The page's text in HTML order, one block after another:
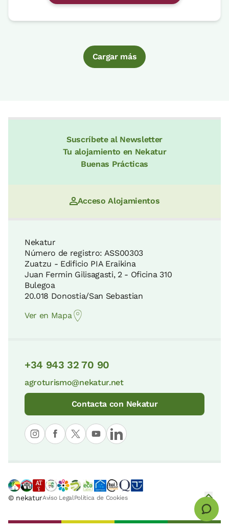
Cargar más
Suscríbete al Newsletter
Tu alojamiento en Nekatur
Buenas Prácticas
Acceso Alojamientos
Nekatur
Número de registro: ASS00303
Zuatzu - Edificio PIA Eraikina
Juan Fermin Gilisagasti, 2 - Oficina 310
Bulegoa
20.018 Donostia/San Sebastian
Ver en Mapa
+34 943 32 70 90
agroturismo@nekatur.net
Contacta con Nekatur
© nekaturAviso Legal Política de Cookies